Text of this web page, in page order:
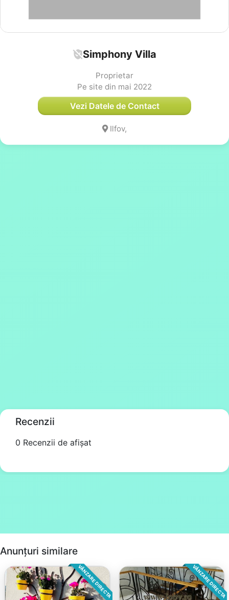
Simphony Villa
Proprietar
Pe site din mai 2022
Vezi Datele de Contact
Ilfov,
Recenzii
0 Recenzii de afișat
Anunțuri similare
VÂNZARE DIRECTA VÂNZARE DIRECTA